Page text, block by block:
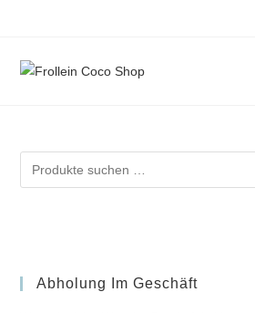
Abholung Im Geschäft